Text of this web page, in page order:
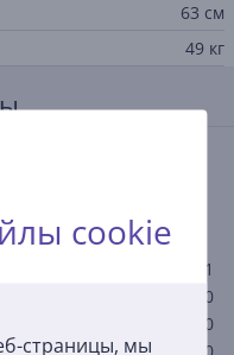
cookie
страницы, мы
63 см
49 кг
1
0
0